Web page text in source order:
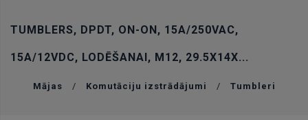
TUMBLERS, DPDT, ON-ON, 15A/250VAC,
15A/12VDC, LODĒŠANAI, M12, 29.5X14X...
Mājas / Komutāciju izstrādājumi / Tumbleri